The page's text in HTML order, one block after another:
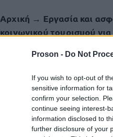
Proson - Do Not
If you wish to opt-out of
sensitive information for
confirm your selection.
continue seeing interest-
information disclosed to
further disclosure of your
Αρχική → Εργασία και
κοινωνικού τουρισμού
Το πρόγραμμα Κοινωνικού
έχει συνολικό